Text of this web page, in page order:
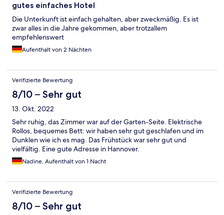
gutes einfaches Hotel
Die Unterkunft ist einfach gehalten, aber zweckmäßig. Es ist
zwar alles in die Jahre gekommen, aber trotzallem
empfehlenswert
Aufenthalt von 2 Nächten
Verifizierte Bewertung
8/10 – Sehr gut
13. Okt. 2022
Sehr ruhig, das Zimmer war auf der Garten-Seite. Elektrische
Rollos, bequemes Bett: wir haben sehr gut geschlafen und im
Dunklen wie ich es mag. Das Frühstück war sehr gut und
vielfältig. Eine gute Adresse in Hannover.
Nadine, Aufenthalt von 1 Nacht
Verifizierte Bewertung
8/10 – Sehr gut